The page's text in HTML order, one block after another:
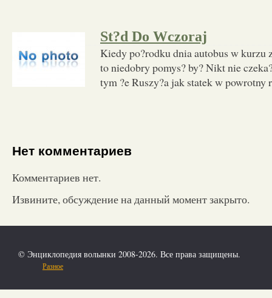
St?d Do Wczoraj
Kiedy po?rodku dnia autobus w kurzu
to niedobry pomys? by? Nikt nie
tym ?e Ruszy?a jak statek w powrotny
Нет комментариев
Комментариев нет.
Извините, обсуждение на данный момент закрыто.
© Энциклопедия волынки 2008-2026. Все права защищены.
Разное